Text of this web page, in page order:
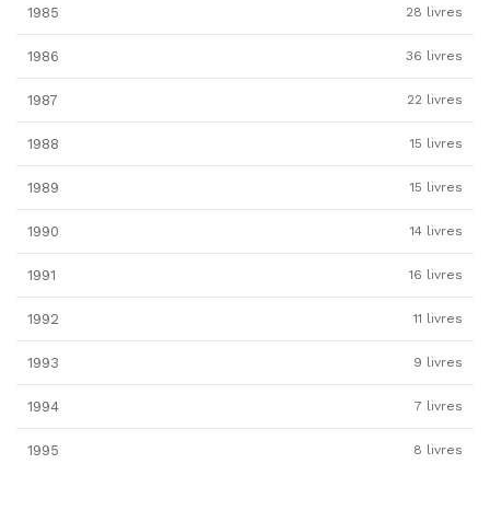
1985 28 livres
1986 36 livres
1987 22 livres
1988 15 livres
1989 15 livres
1990 14 livres
1991 16 livres
1992 11 livres
1993 9 livres
1994 7 livres
1995 8 livres